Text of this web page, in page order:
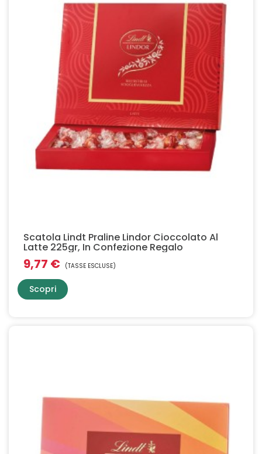
Scatola Lindt Praline Lindor Cioccolato Al
Latte 225gr, In Confezione Regalo
9,77 € (TASSE ESCLUSE)
Scopri